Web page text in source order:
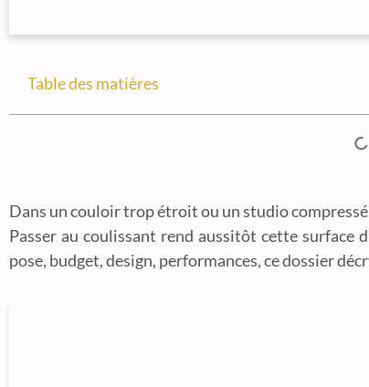
Table des matières
Dans un couloir trop étroit ou un studio
Passer au coulissant rend aussitôt cette surface
pose, budget, design, performances, ce dossier